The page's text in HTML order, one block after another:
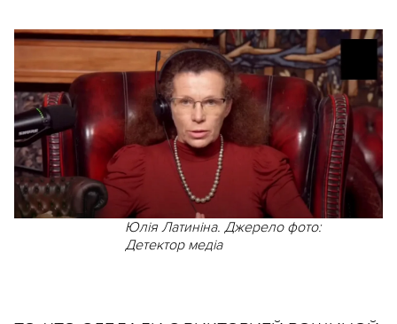
Юлія Латиніна. Джерело фото:
Детектор медіа